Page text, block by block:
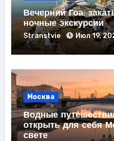
Вечерний Гоа:
ночные экскурсии
Stranstvie Июл 19,
Москва
Водные
открыть для себя
свете